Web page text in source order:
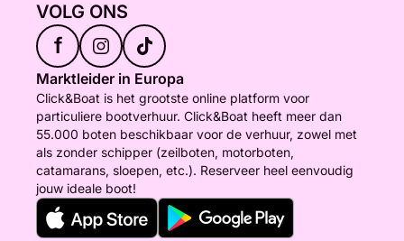
VOLG ONS
f
Marktleider in Europa
Click&Boat is het grootste online platform voor
particuliere bootverhuur. Click&Boat heeft meer dan
55.000 boten beschikbaar voor de verhuur, zowel met
als zonder schipper (zeilboten, motorboten,
catamarans, sloepen, etc.). Reserveer heel eenvoudig
jouw ideale boot!